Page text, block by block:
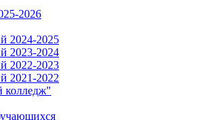
2026
2024-2025
2023-2024
2022-2023
2021-2022
колледж"